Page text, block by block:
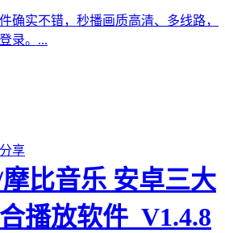
确实不错，秒播画质高清、多线路，
录。...
享
比音乐 安卓三大
播放软件_V1.4.8